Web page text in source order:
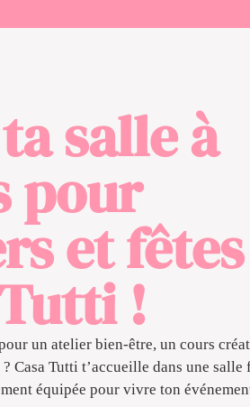
salle à
pour
et
!
un atelier bien-être, un cours
Casa Tutti t’accueille dans une
équipée pour vivre ton